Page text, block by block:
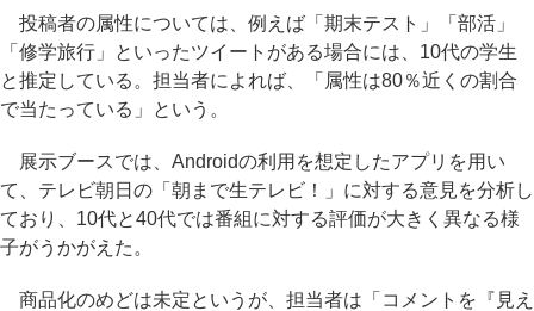
投稿者の属性については、例えば「期末テスト」「部活」
「修学旅行」といったツイートがある場合には、10代の学生
と推定している。担当者によれば、「属性は80％近くの割合
で当たっている」という。
展示ブースでは、Androidの利用を想定したアプリを用い
て、テレビ朝日の「朝まで生テレビ！」に対する意見を分析し
ており、10代と40代では番組に対する評価が大きく異なる様
子がうかがえた。
商品化のめどは未定というが、担当者は「コメントを『見え